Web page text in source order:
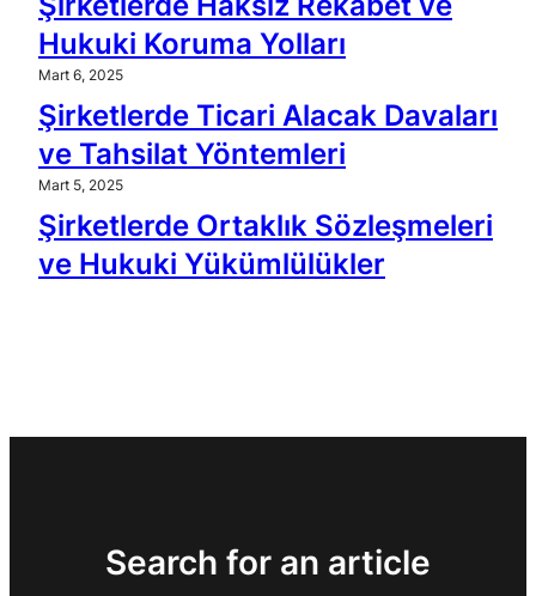
Hukuki Koruma Yolları
Mart 6, 2025
Şirketlerde Ticari Alacak Davaları
ve Tahsilat Yöntemleri
Mart 5, 2025
Şirketlerde Ortaklık Sözleşmeleri
ve Hukuki Yükümlülükler
Search for an article